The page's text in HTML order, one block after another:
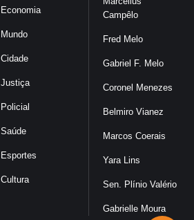
Campêlo
Fred Melo
Gabriel F. Melo
Coronel Menezes
Belmiro Vianez
Marcos Coerais
Yara Lins
Sen. Plínio Valério
Gabrielle Moura
Economia
Mundo
Cidade
Justiça
Policial
Saúde
Esportes
Cultura